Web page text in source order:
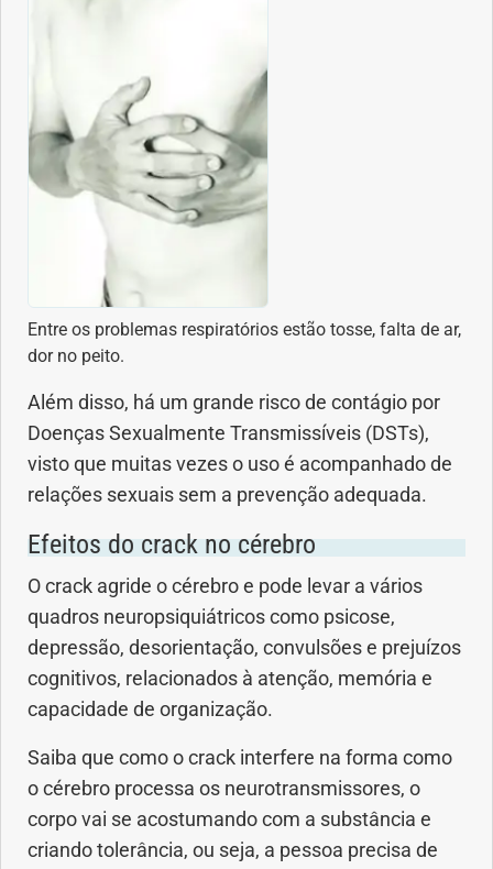
Entre os problemas respiratórios estão tosse, falta de ar,
dor no peito.
Além disso, há um grande risco de contágio por
Doenças Sexualmente Transmissíveis (DSTs),
visto que muitas vezes o uso é acompanhado de
relações sexuais sem a prevenção adequada.
Efeitos do crack no cérebro
O crack agride o cérebro e pode levar a vários
quadros neuropsiquiátricos como psicose,
depressão, desorientação, convulsões e prejuízos
cognitivos, relacionados à atenção, memória e
capacidade de organização.
Saiba que como o crack interfere na forma como
o cérebro processa os neurotransmissores, o
corpo vai se acostumando com a substância e
criando tolerância, ou seja, a pessoa precisa de